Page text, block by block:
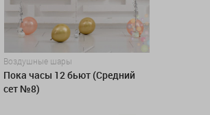
Воздушные шары
Пока часы 12 бьют (Средний
сет №8)